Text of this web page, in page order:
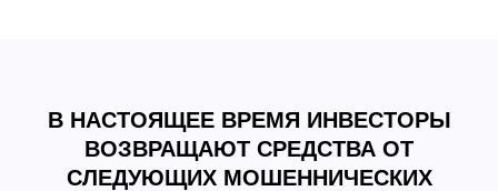
В НАСТОЯЩЕЕ ВРЕМЯ ИНВЕСТОРЫ
ВОЗВРАЩАЮТ СРЕДСТВА ОТ
СЛЕДУЮЩИХ МОШЕННИЧЕСКИХ